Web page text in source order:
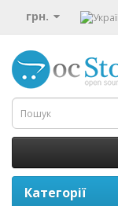
грн.
Категорії